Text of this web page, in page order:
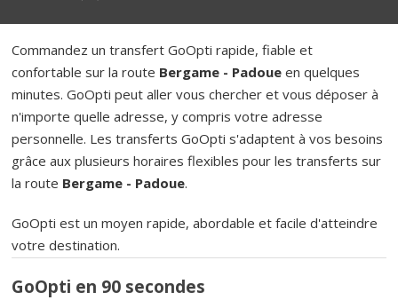
Commandez un transfert GoOpti rapide, fiable et
confortable sur la route Bergame - Padoue en quelques
minutes. GoOpti peut aller vous chercher et vous déposer à
n'importe quelle adresse, y compris votre adresse
personnelle. Les transferts GoOpti s'adaptent à vos besoins
grâce aux plusieurs horaires flexibles pour les transferts sur
la route Bergame - Padoue.
GoOpti est un moyen rapide, abordable et facile d'atteindre
votre destination.
GoOpti en 90 secondes